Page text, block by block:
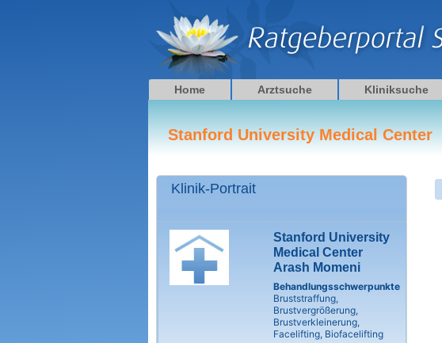
Home Arztsuche Kliniksuche
Stanford University Medical Center
Klinik-Portrait
Stanford University
Medical Center
Arash Momeni
Behandlungsschwerpunkte
Bruststraffung,
Brustvergrößerung,
Brustverkleinerung,
Facelifting, Biofacelifting